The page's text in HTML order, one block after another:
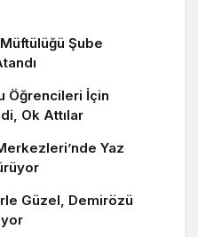
Şube
Öğrencileri İçin
Ok Attılar
Yaz
Güzel, Demirözü